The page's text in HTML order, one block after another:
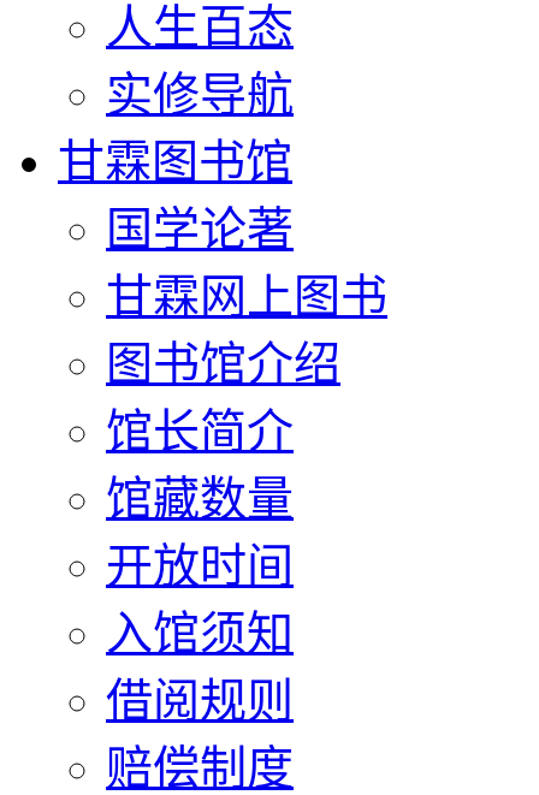
人生百态
实修导航
甘霖图书馆
国学论著
甘霖网上图书
图书馆介绍
馆长简介
馆藏数量
开放时间
入馆须知
借阅规则
赔偿制度